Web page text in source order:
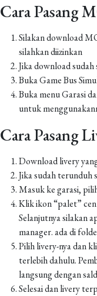
Cara Pasang
Silakan download
silahkan diizinkan
Jika download
Buka Game Bus
Buka menu Garasi
untuk
Cara Pasang
Download livery
Jika sudah terunduh
Masuk ke garasi,
Klik ikon “palet”
Selanjutnya silakan
manager. ada di
Pilih livery-nya dan
terlebih dahulu.
langsung dengan
Selesai dan livery